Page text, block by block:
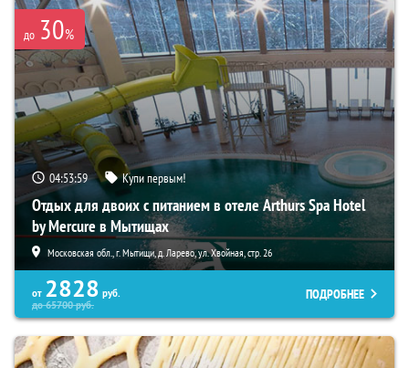
до 30%
04:53:58 Купи первым!
Отдых для двоих с питанием в отеле Arthurs Spa Hotel
by Mercure в Мытищах
Московская обл., г. Мытищи, д. Ларево, ул. Хвойная, стр. 26
от 2828 руб.
до65700руб.
ПОДРОБНЕЕ